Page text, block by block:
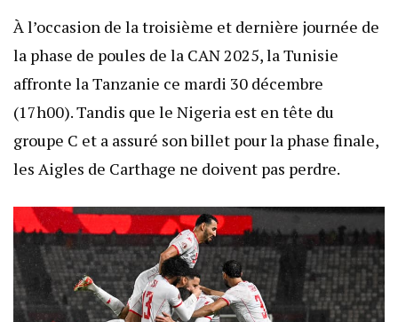
À l’occasion de la troisième et dernière journée de
la phase de poules de la CAN 2025, la Tunisie
affronte la Tanzanie ce mardi 30 décembre
(17h00). Tandis que le Nigeria est en tête du
groupe C et a assuré son billet pour la phase finale,
les Aigles de Carthage ne doivent pas perdre.